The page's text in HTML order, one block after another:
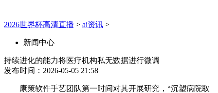
2026世界杯高清直播 > ai资讯 >
新闻中心
持续进化的能力将医疗机构私无数据进行微调
发布时间：2026-05-05 21:58
康策软件手艺团队第一时间对其开展研究，“沉塑病院取